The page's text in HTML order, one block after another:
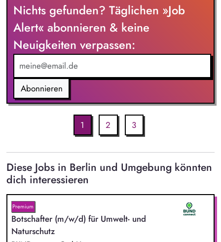
Nichts gefunden? Täglichen »Job
Alert« abonnieren & keine
Neuigkeiten verpassen:
Abonnieren
1 2 3
Diese Jobs in Berlin und Umgebung könnten
dich interessieren
Premium
Botschafter (m/w/d) für Umwelt- und
Naturschutz